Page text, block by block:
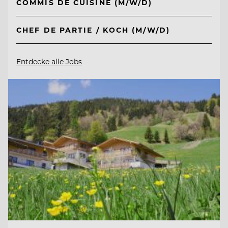
COMMIS DE CUISINE (M/W/D)
CHEF DE PARTIE / KOCH (M/W/D)
Entdecke alle Jobs